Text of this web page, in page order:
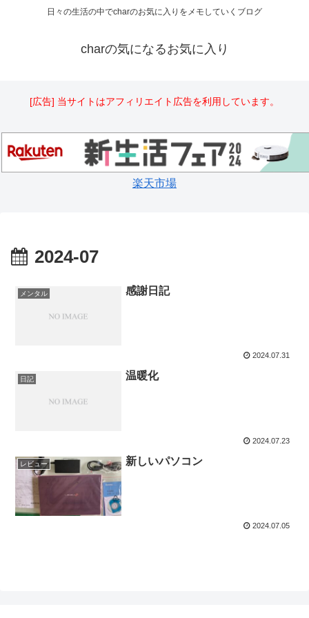
日々の生活の中でcharのお気に入りをメモしていくブログ
charの気になるお気に入り
[広告] 当サイトはアフィリエイト広告を利用しています。
楽天市場
2024-07
メンタル 感謝日記
2024.07.31
日記 温暖化
2024.07.23
レビュー 新しいパソコン
2024.07.05